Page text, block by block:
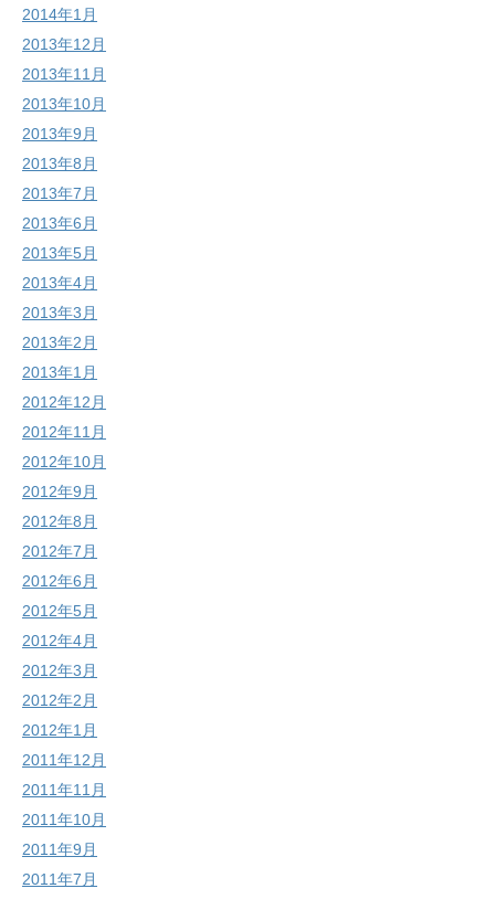
2014年1月
2013年12月
2013年11月
2013年10月
2013年9月
2013年8月
2013年7月
2013年6月
2013年5月
2013年4月
2013年3月
2013年2月
2013年1月
2012年12月
2012年11月
2012年10月
2012年9月
2012年8月
2012年7月
2012年6月
2012年5月
2012年4月
2012年3月
2012年2月
2012年1月
2011年12月
2011年11月
2011年10月
2011年9月
2011年7月